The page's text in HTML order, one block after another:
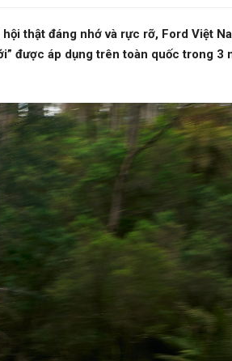
thật đáng nhớ và rực rỡ, Ford Việt
được áp dụng trên toàn quốc trong 3